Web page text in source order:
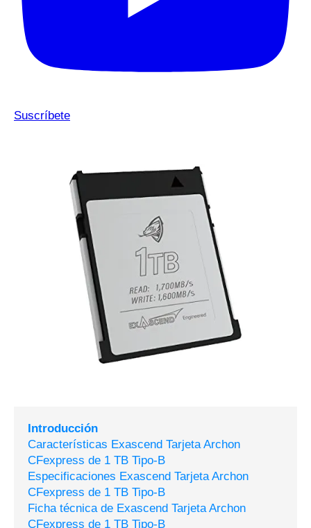
Suscríbete
Introducción
Características Exascend Tarjeta Archon
CFexpress de 1 TB Tipo-B
Especificaciones Exascend Tarjeta Archon
CFexpress de 1 TB Tipo-B
Ficha técnica de Exascend Tarjeta Archon
CFexpress de 1 TB Tipo-B